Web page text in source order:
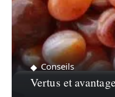
Conseils
Vertus et